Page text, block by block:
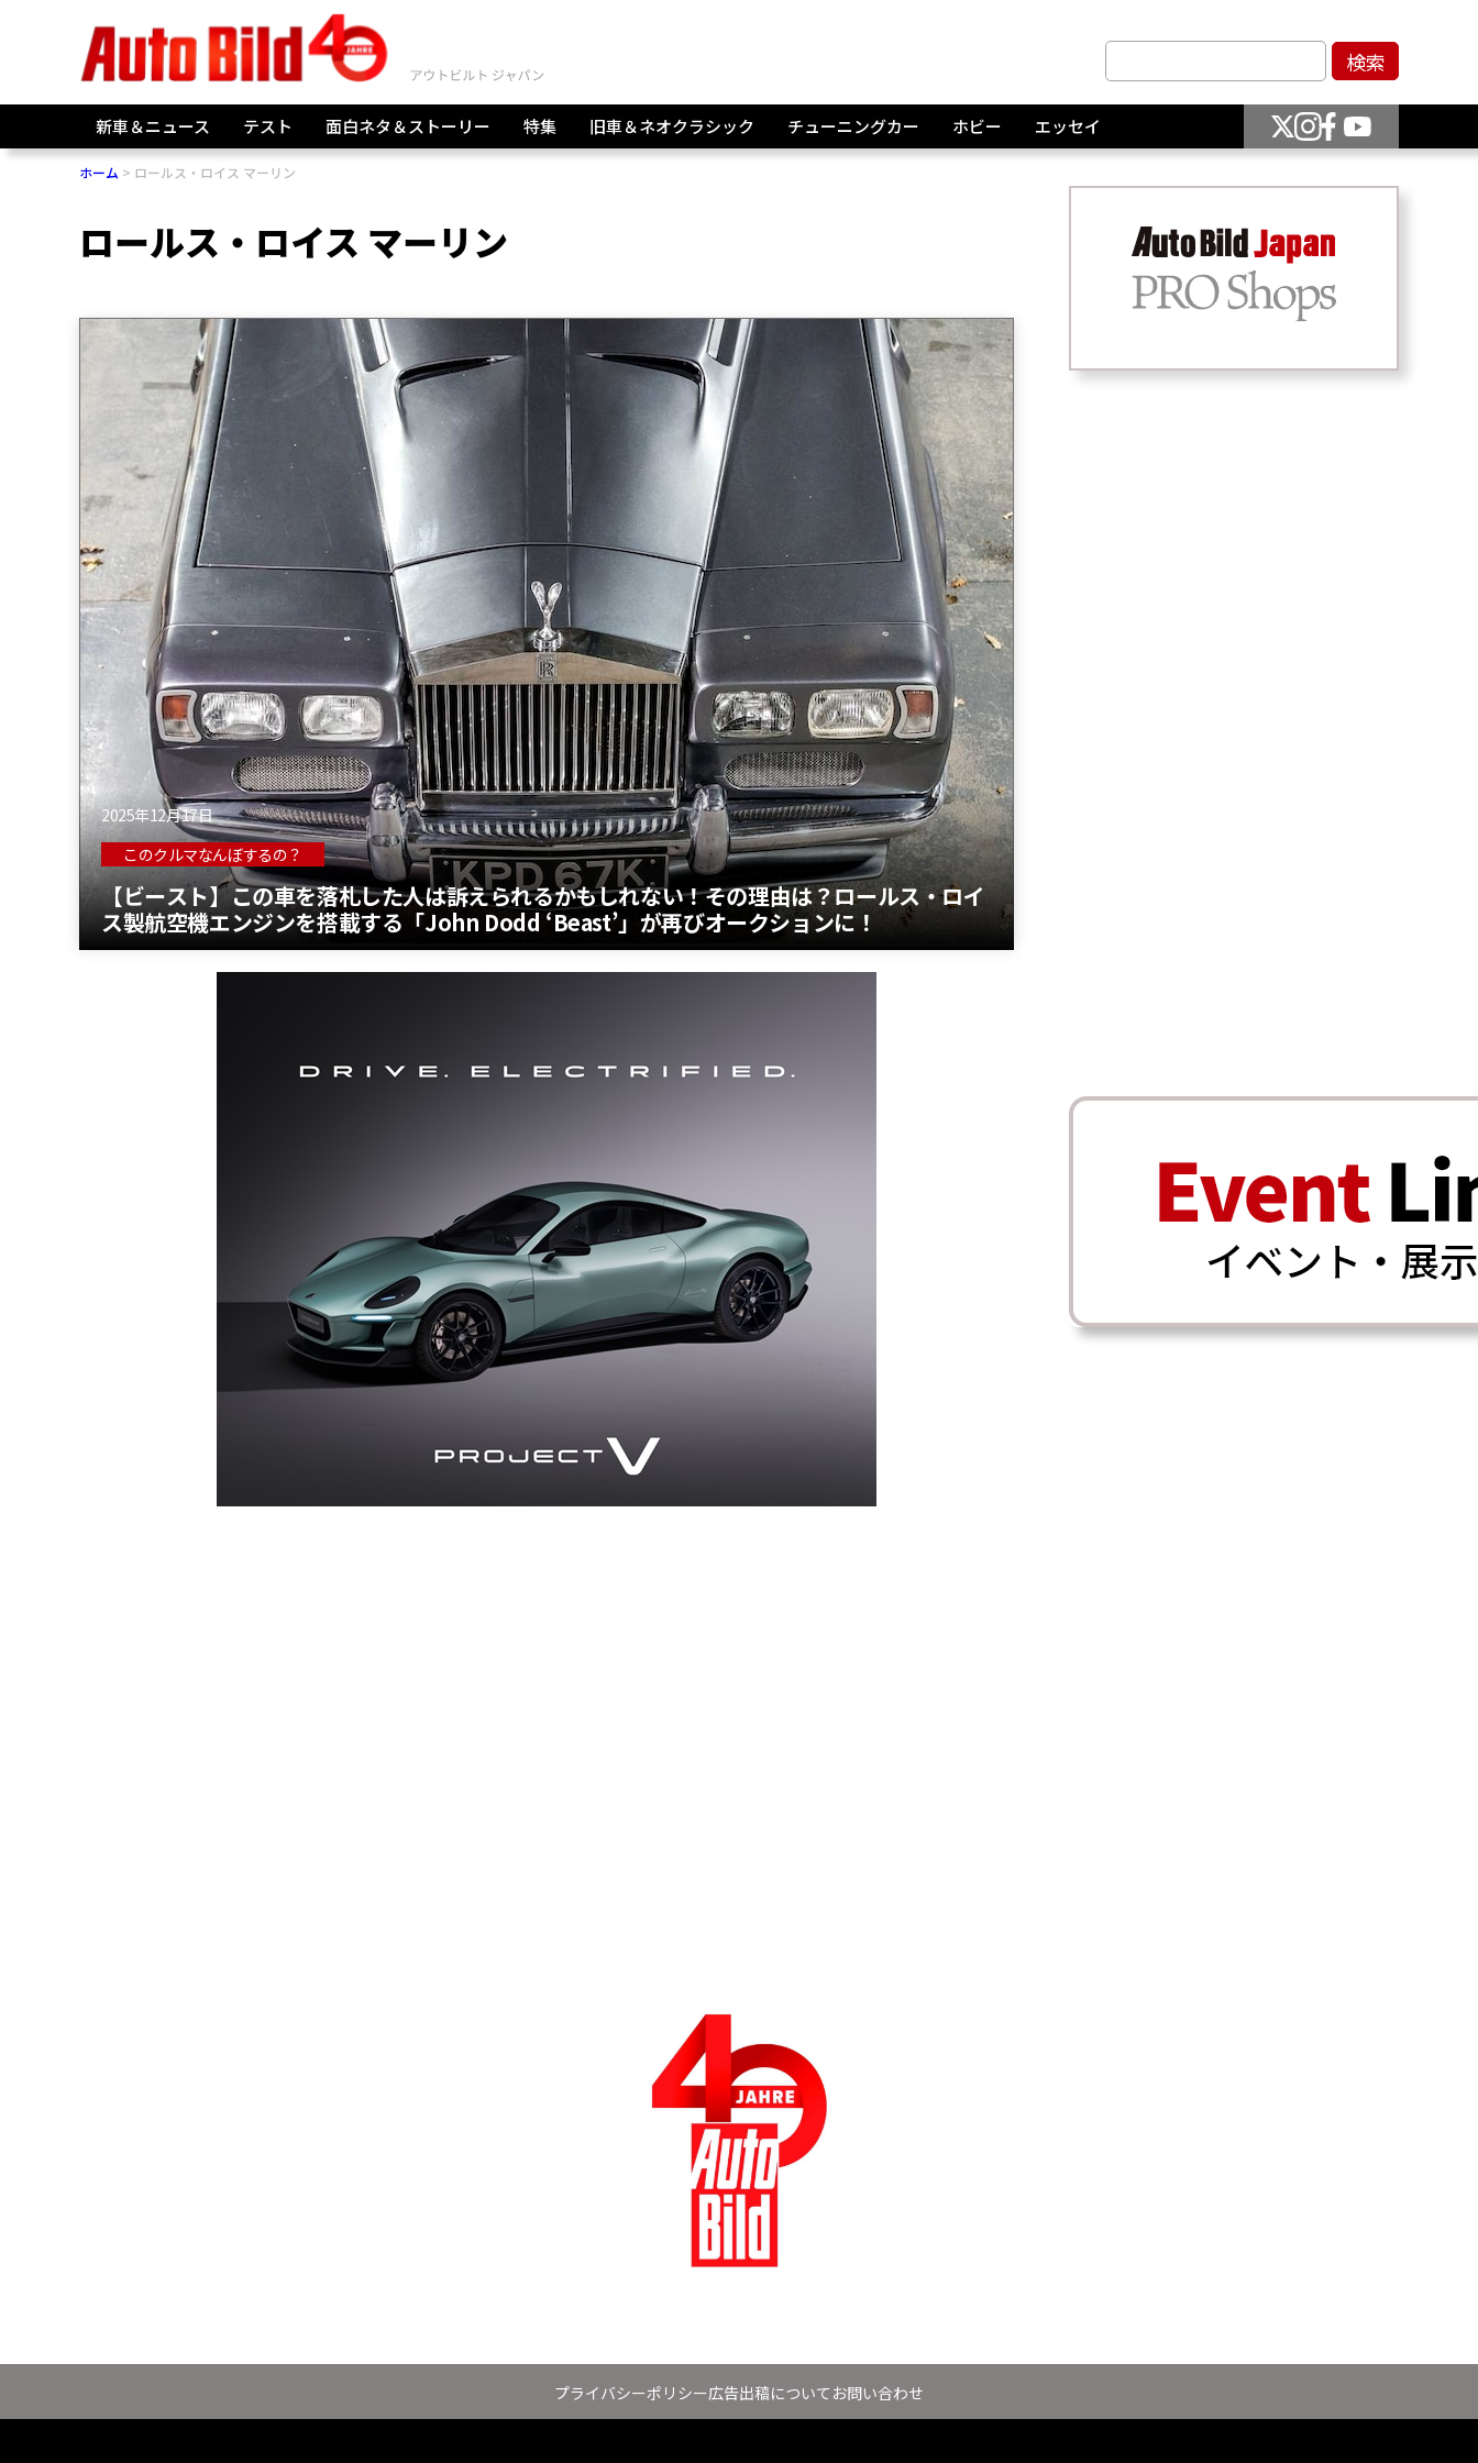
新車＆ニュース テスト 面白ネタ＆ストーリー 特集 旧車＆ネオクラシック チューニングカー ホビー エッセイ
ホーム ロールス・ロイス マーリン
ロールス・ロイス マーリン
2025年12月17日
このクルマなんぼするの？
【ビースト】この車を落札した人は訴えられるかもしれない！その理由は？ロールス・ロイ
ス製航空機エンジンを搭載する「John Dodd ‘Beast’」が再びオークションに！
プライバシーポリシー広告出稿について お問い合わせ